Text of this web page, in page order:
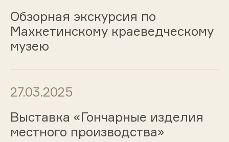
Обзорная экскурсия по
Махкетинскому краеведческому
музею
27.03.2025
Выставка «Гончарные изделия
местного производства»